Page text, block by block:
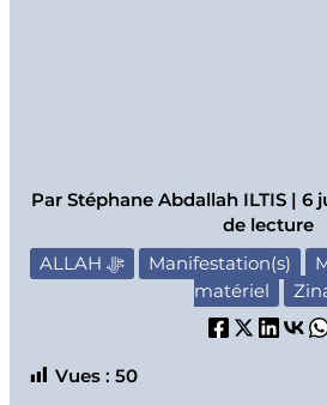
Par Stéphane Abdallah ILTIS 6
de lecture
ALLAH ﷻ
Manifestation(s)
matériel
Vues : 50